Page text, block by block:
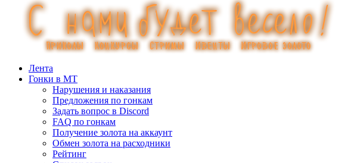
Лента
Гонки в МТ
Нарушения и наказания
Предложения по гонкам
Задать вопрос в Discord
FAQ по гонкам
Получение золота на аккаунт
Обмен золота на расходники
Рейтинг